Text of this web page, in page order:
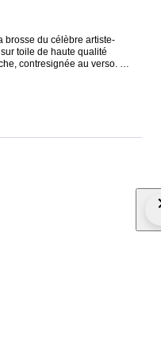
brosse du célèbre artiste-
toile de haute qualité
contresignée au verso.
a été créée dans les
Une belle combinaison
Cote en salles des
signé par l’artiste. Envoi